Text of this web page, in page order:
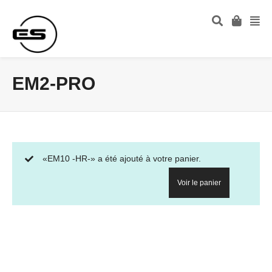
EM2-PRO
«EM10 -HR-» a été ajouté à votre panier.
Voir le panier